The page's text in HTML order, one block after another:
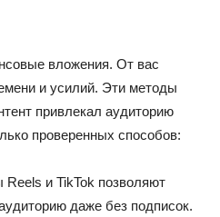
вложения. От вас
и усилий. Эти методы
привлекал аудиторию
проверенных способов:
и TikTok позволяют
даже без подписок.